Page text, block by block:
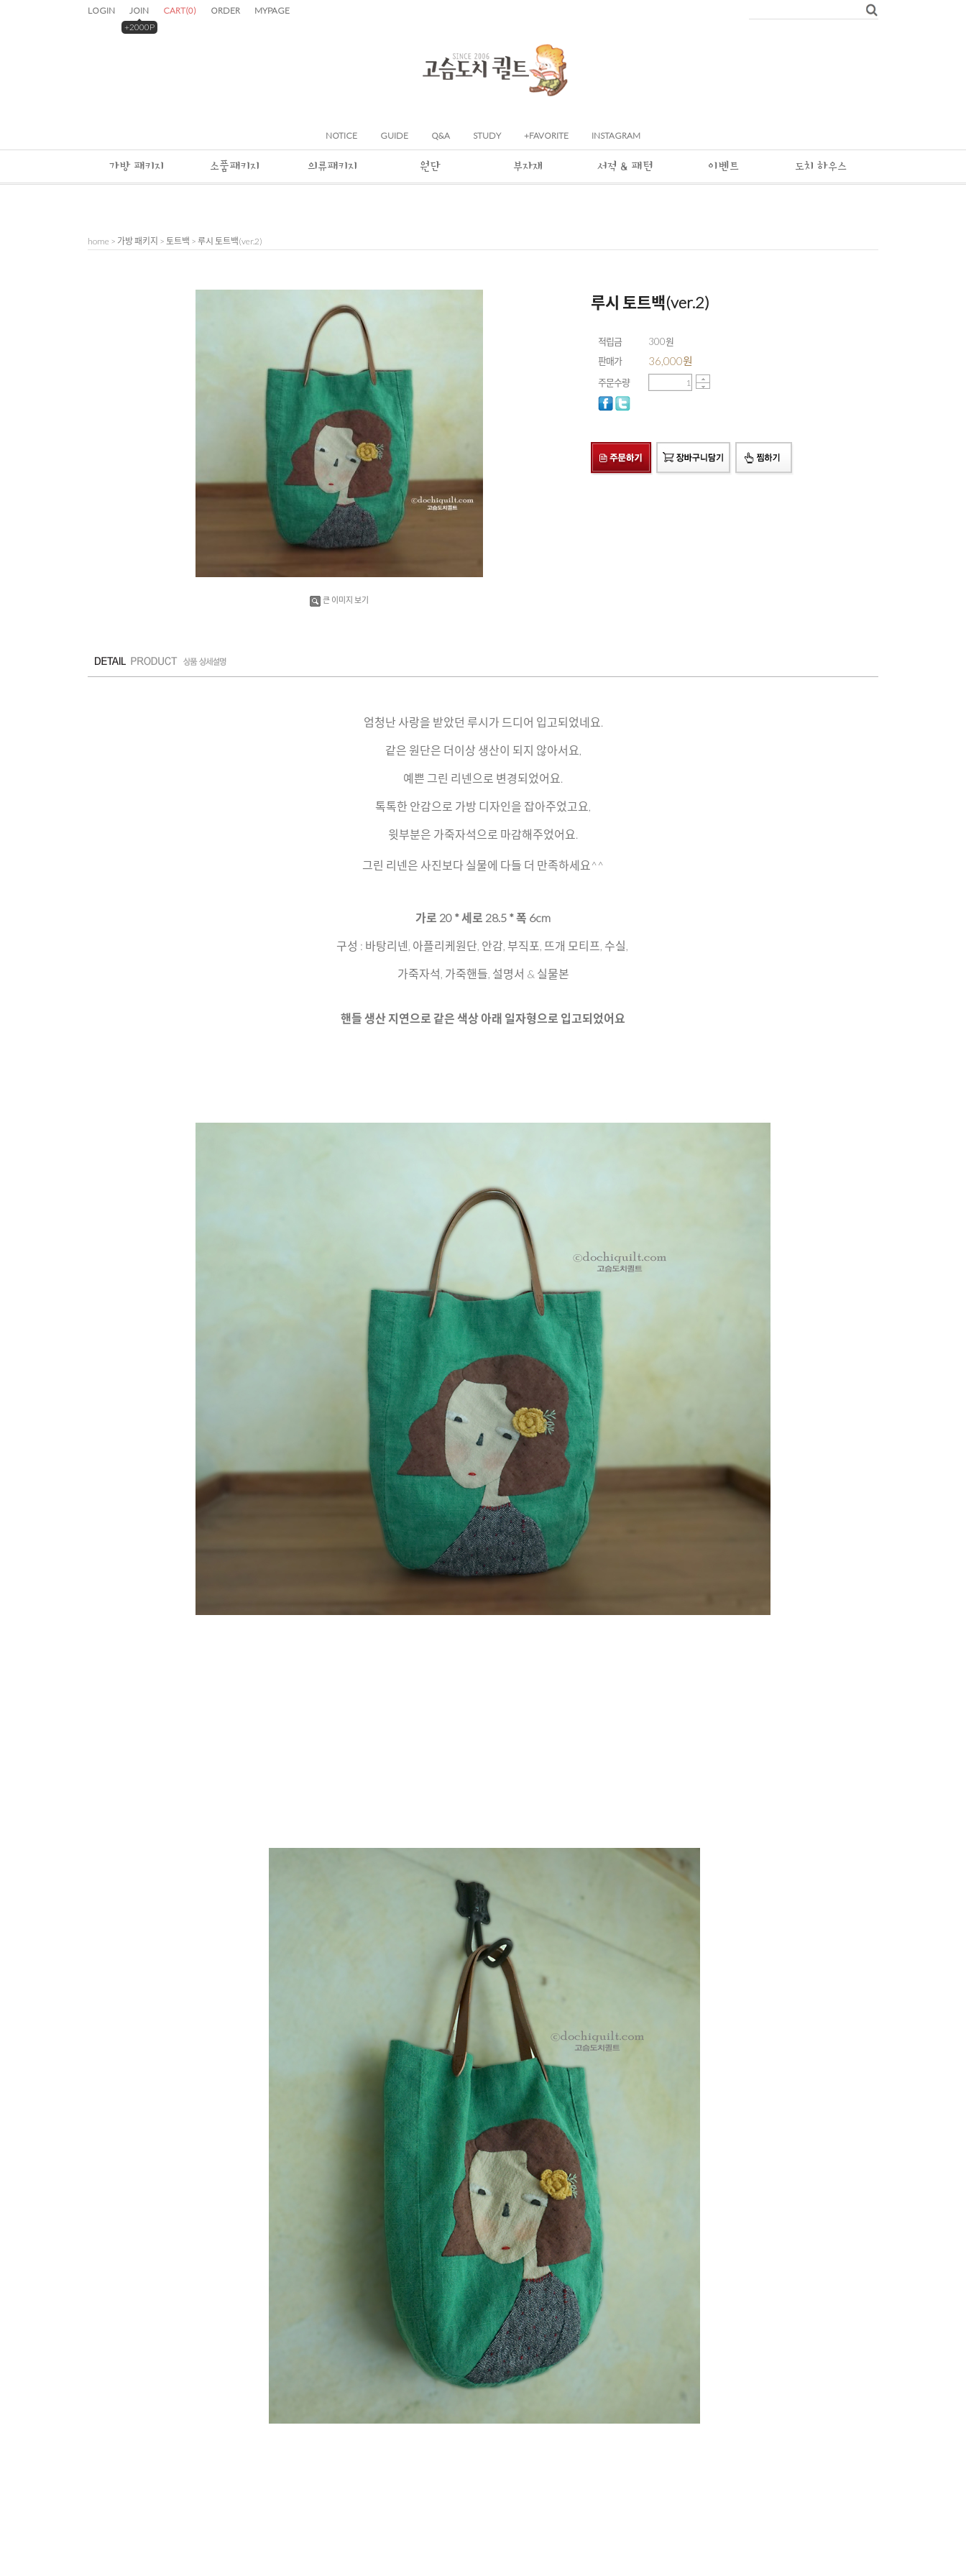
LOGIN
JOIN
+2000P
CART(0) ORDER MYPAGE
NOTICE GUIDE Q&A STUDY +FAVORITE INSTAGRAM
가방 패키지 소품패키지 의류패키지 원단 부자재 서적 & 패턴 이벤트 도치 하우스
home > 가방 패키지 > 토트백 > 루시 토트백(ver.2)
큰 이미지 보기
루시 토트백(ver.2)
적립금
300원
판매가
36,000원
주문수량
엄청난 사랑을 받았던 루시가 드디어 입고되었네요.
같은 원단은 더이상 생산이 되지 않아서요,
예쁜 그린 리넨으로 변경되었어요.
톡톡한 안감으로 가방 디자인을 잡아주었고요,
윗부분은 가죽자석으로 마감해주었어요.
그린 리넨은 사진보다 실물에 다들 더 만족하세요^^
가로 20 * 세로 28.5 * 폭 6cm
구성 : 바탕리넨, 아플리케원단, 안감, 부직포, 뜨개 모티프, 수실,
가죽자석, 가죽핸들, 설명서 & 실물본
핸들 생산 지연으로 같은 색상 아래 일자형으로 입고되었어요